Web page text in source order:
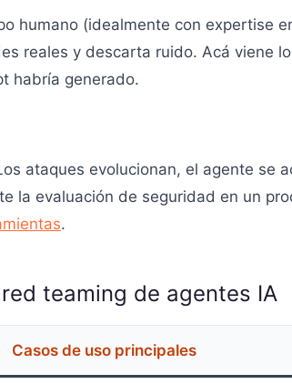
humano (idealmente con expertise
reales y descarta ruido. Acá viene
habría generado.
ataques evolucionan, el agente se
la evaluación de seguridad en un
.
teaming de agentes IA
Casos de uso principales